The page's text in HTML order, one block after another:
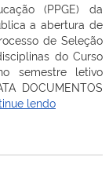
(PPGE) da
a abertura de
de Seleção
do Curso
semestre letivo
DOCUMENTOS
lendoEDITAL